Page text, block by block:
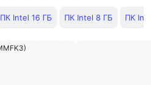
ПК Intel 16 ГБ ПК Intel 8 ГБ ПК